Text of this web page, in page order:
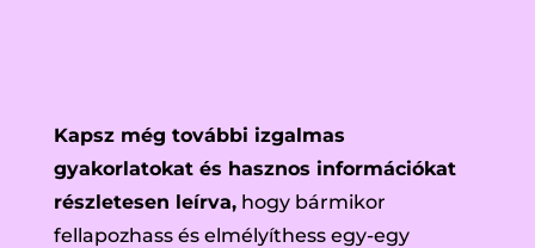
Kapsz még további izgalmas
gyakorlatokat és hasznos információkat
részletesen leírva,hogy bármikor
fellapozhass és elmélyíthess egy-egy